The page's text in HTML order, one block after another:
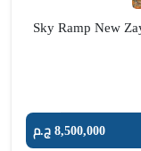
8,500,000 ج.م